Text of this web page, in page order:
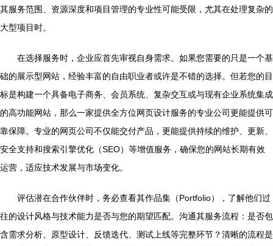
其服务范围、资源深度和项目管理的专业性可能受限，尤其在处理复杂的
大型项目时。
在选择服务时，企业应首先审视自身需求。如果您需要的只是一个基
础的展示型网站，经验丰富的自由职业者或许是不错的选择。但若您的目
标是构建一个具备电子商务、会员系统、复杂交互或与现有企业系统集成
的高功能网站，那么一家提供全方位网页设计服务的专业公司更能提供可
靠保障。专业的网页公司不仅能交付产品，更能提供持续的维护、更新、
安全支持和搜索引擎优化（SEO）等增值服务，确保您的网站长期有效
运营，适应技术发展与市场变化。
评估潜在合作伙伴时，务必查看其作品集（Portfolio），了解他们过
往的设计风格与技术能力是否与您的期望匹配。沟通其服务流程：是否包
含需求分析、原型设计、反馈迭代、测试上线等完整环节？清晰的流程是